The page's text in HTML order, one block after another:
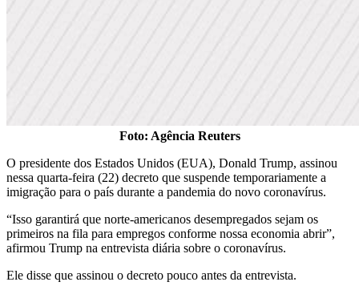
Foto: Agência Reuters
O presidente dos Estados Unidos (EUA), Donald Trump, assinou
nessa quarta-feira (22) decreto que suspende temporariamente a
imigração para o país durante a pandemia do novo coronavírus.
“Isso garantirá que norte-americanos desempregados sejam os
primeiros na fila para empregos conforme nossa economia abrir”,
afirmou Trump na entrevista diária sobre o coronavírus.
Ele disse que assinou o decreto pouco antes da entrevista.